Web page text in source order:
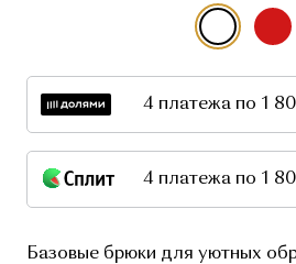
выбор
4 платежа по 1
4 платежа по 1
Базовые брюки для уютных